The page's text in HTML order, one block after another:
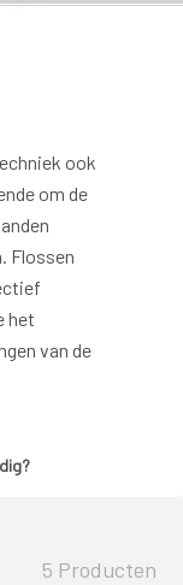
ook
om de
Flossen
het
van de
5 Producten